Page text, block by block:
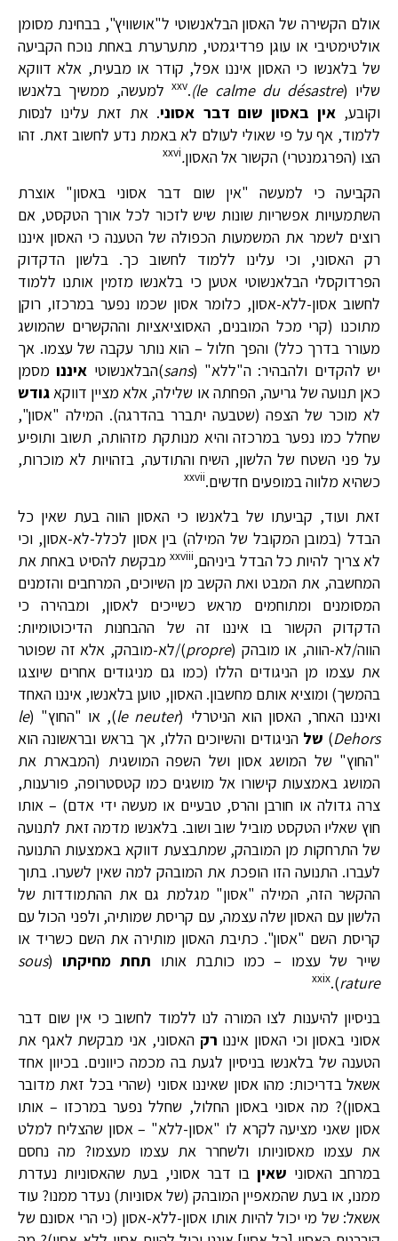
אולם הקשירה של האסון הבלאנשוטי ל"אושוויץ", בבחינת מסומן
אולטימטיבי או עוגן פרדיגמטי, מתערערת באחת נוכח הקביעה
של בלאנשו כי האסון איננו אפל, קודר או מבעית, אלא דווקא
שליו (le calme du désastre
)
.
xxvלמעשה, ממשיך בלאנשו
וקובע,אין באסון שום דבר אסוני. את זאת עלינו לנסות
ללמוד, אף על פי שאולי לעולם לא באמת נדע לחשוב זאת. זהו
הצו (הפרגמנטרי) הקשור אל האסון.
xxvi
הקביעה כי למעשה "אין שום דבר אסוני באסון" אוצרת
השתמעויות אפשריות שונות שיש לזכור לכל אורך הטקסט, אם
רוצים לשמר את המשמעות הכפולה של הטענה כי האסון איננו
רק האסוני, וכי עלינו ללמוד לחשוב כך. בלשון הדקדוק
הפרדוקסלי הבלאנשוטי אטען כי בלאנשו מזמין אותנו ללמוד
לחשוב אסון-ללא-אסון, כלומר אסון שכמו נפער במרכזו, רוקן
מתוכנו (קרי מכל המובנים, האסוציאציות וההקשרים שהמושג
מעורר בדרך כלל) והפך חלול – הוא נותר עקבה של עצמו. אך
יש להקדים ולהבהיר: ה"ללא" (sans)הבלאנשוטי איננומסמן
כאן תנועה של גריעה, הפחתה או שלילה, אלא מציין דווקא גודש
לא מוכר של הצפה (שטבעה יתברר בהדרגה). המילה "אסון",
שחלל כמו נפער במרכזה והיא מנותקת מזהותה, תשוב ותופיע
על פני השטח של הלשון, השיח והתודעה, בזהויות לא מוכרות,
כשהיא מלווה במופעים חדשים.xxvii
זאת ועוד, קביעתו של בלאנשו כי האסון הווה בעת שאין כל
הבדל (במובן המקובל של המילה) בין אסון לכלל-לא-אסון, וכי
לא צריך להיות כל הבדל ביניהם,xxviiiמבקשת להסיט באחת את
המחשבה, את המבט ואת הקשב מן השיוכים, המרחבים והזמנים
המסומנים ומתוחמים מראש כשייכים לאסון, ומבהירה כי
הדקדוק הקשור בו איננו זה של ההבחנות הדיכוטומיות:
הווה/לא-הווה, או מובהק (propre)/לא-מובהק, אלא זה שפוטר
את עצמו מן הניגודים הללו (כמו גם מניגודים אחרים שיוצגו
בהמשך) ומוציא אותם מחשבון. האסון, טוען בלאנשו, איננו האחד
ואיננו האחר, האסון הוא הניטרלי (le neuter), או "החוץ" (le
Dehors
) שלהניגודים והשיוכים הללו, אך בראש ובראשונה הוא
"החוץ" של המושג אסון ושל השפה המושגית (המבארת את
המושג באמצעות קישורו אל מושגים כמו קטסטרופה, פורענות,
צרה גדולה או חורבן והרס, טבעיים או מעשה ידי אדם) – אותו
חוץ שאליו הטקסט מוביל שוב ושוב. בלאנשו מדמה זאת לתנועה
של התרחקות מן המובהק, שמתבצעת דווקא באמצעות התנועה
לעברו. התנועה הזו הופכת את המובהק למה שאין לשערו. בתוך
ההקשר הזה, המילה "אסון" מגלמת גם את ההתמודדות של
הלשון עם האסון שלה עצמה, עם קריסת שמותיה, ולפני הכול עם
קריסת השם "אסון". כתיבת האסון מותירה את השם כשריד או
שייר של עצמו – כמו כותבת אותו תחת מחיקתו(
sous
rature
).
xxix
בניסיון להיענות לצו המורה לנו ללמוד לחשוב כי אין שום דבר
אסוני באסון וכי האסון איננו רקהאסוני, אני מבקשת לאגף את
הטענה של בלאנשו בניסיון לגעת בה מכמה כיוונים. בכיוון אחד
אשאל בדריכות: מהו אסון שאיננו אסוני (שהרי בכל זאת מדובר
באסון)? מה אסוני באסון החלול, שחלל נפער במרכזו – אותו
אסון שאני מציעה לקרא לו "אסון-ללא" – אסון שהצליח למלט
את עצמו מאסוניותו ולשחרר את עצמו מעצמו? מה נחסם
במרחב האסוני שאין בו דבר אסוני, בעת שהאסוניות נעדרת
ממנו, או בעת שהמאפיין המובהק (של אסוניות) נעדר ממנו? עוד
אשאל: של מי יכול להיות אותו אסון-ללא-אסון (כי הרי אסונם של